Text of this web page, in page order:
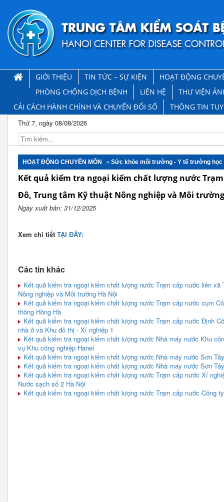
GIỚI THIỆU TIN TỨC – SỰ KIỆN
HOẠT ĐỘNG
PHÒNG CHỐNG DỊCH BỆNH
LIÊN HỆ
THƯ VIỆN
CẢI CÁCH HÀNH CHÍNH VÀ CHUYỂN ĐỔI SỐ
THÔNG TIN
Thứ 7, ngày 08/08/2026
HOẠT ĐỘNG CHUYÊN MÔN Sức khỏe môi trường - Y tế trường học
Kết quả kiểm tra ngoại kiểm chất lượng nước Trạm
Đô, Trung tâm Kỹ thuật Nông nghiệp và Môi
Ngày xuất bản: 31/12/2025
Xem chi tiết TẠI ĐÂY:
Các tin khác
Kết quả kiểm tra ngoại kiểm chất lượng nước Trạm cấp nước liên xã
Nông nghiệp và Môi trường Hà Nội
Kết quả kiểm tra ngoại kiểm chất lượng nước Trạm cấp nước cụm
thông Hồng Hà
Kết quả kiểm tra ngoại kiểm chất lượng nước Trạm cấp nước Định
nhà ở và Khu đô thị - Xí nghiệp 1
Kết quả kiểm tra ngoại kiểm chất lượng nước Nhà máy nước Khu
vụ Khu công nghiệp Hanel
Kết quả kiểm tra ngoại kiểm chất lượng nước Nhà máy nước Sơn
Kết quả kiểm tra ngoại kiểm chất lượng nước Nhà máy nước Sơn
Kết quả kiểm tra ngoại kiểm chất lượng nước Trạm cấp nước Xí
Nước sạch số 2 Hà Nội
Kết quả kiểm tra ngoại kiểm chất lượng nước Trạm cấp nước Công